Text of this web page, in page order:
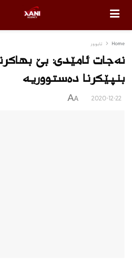
Home ئابوور
نەجات ئامێدی: بێ
بنپێکرنا دەستووریە
2020-12-22
A
A